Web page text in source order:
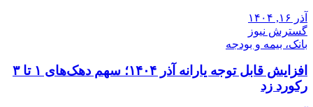
آذر ۱۶, ۱۴۰۴
گسترش نیوز
بانک، بیمه و بودجه
افزایش قابل توجه یارانه آذر ۱۴۰۴؛ سهم دهک‌های ۱ تا ۳
رکورد زد